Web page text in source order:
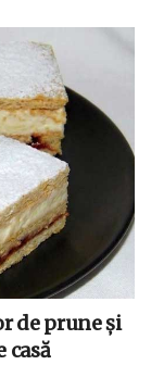
de prune și
casă